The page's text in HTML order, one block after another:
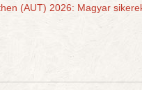
(AUT) 2026: Magyar